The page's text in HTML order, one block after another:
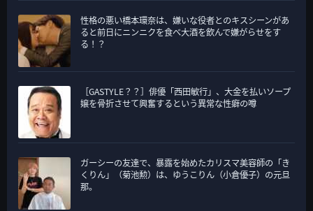
性格の悪い橋本環奈は、嫌いな役者とのキスシーンがあ
ると前日にニンニクを食べ大酒を飲んで嫌がらせをす
る！？
［GASTYLE？？］俳優「西田敏行」、大金を払いソープ
嬢を骨折させて興奮するという異常な性癖の噂
ガーシーの友達で、暴露を始めたカリスマ美容師の「き
くりん」（菊池勲）は、ゆうこりん（小倉優子）の元旦
那。